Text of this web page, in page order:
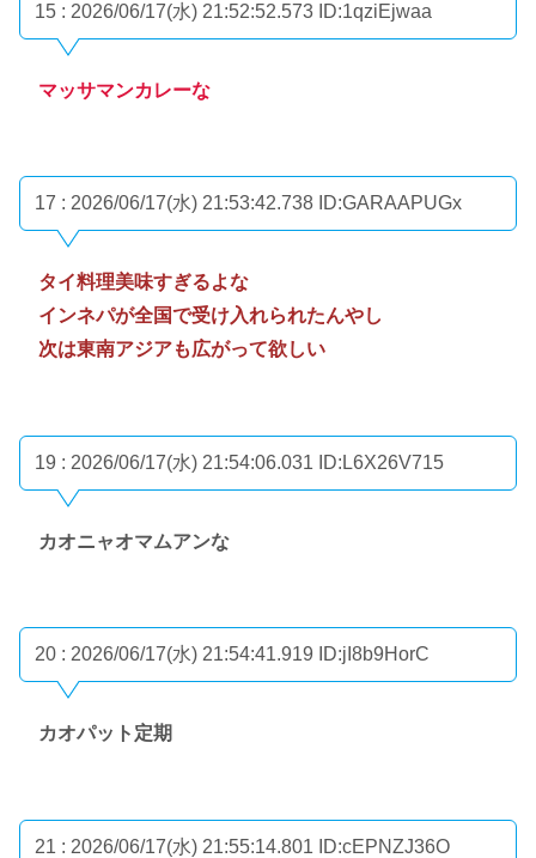
15 : 2026/06/17(水) 21:52:52.573 ID:1qziEjwaa
マッサマンカレーな
17 : 2026/06/17(水) 21:53:42.738 ID:GARAAPUGx
タイ料理美味すぎるよな
インネパが全国で受け入れられたんやし
次は東南アジアも広がって欲しい
19 : 2026/06/17(水) 21:54:06.031 ID:L6X26V715
カオニャオマムアンな
20 : 2026/06/17(水) 21:54:41.919 ID:jI8b9HorC
カオパット定期
21 : 2026/06/17(水) 21:55:14.801 ID:cEPNZJ36O